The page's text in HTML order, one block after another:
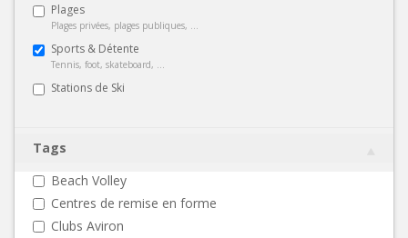
Plages
Plages privées, plages publiques, ...
Sports & Détente
Tennis, foot, skateboard, ...
Stations de Ski
Tags
Beach Volley
Centres de remise en forme
Clubs Aviron